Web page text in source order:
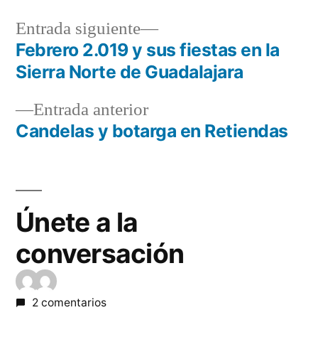
Navegación
entradas
Entrada anteriorEntrada
anterior:
Candelas y botarga en Retiendas
Entrada siguiente
Entrada
siguiente:
Febrero 2.019 y sus fiestas en la
Sierra Norte de Guadalajara
Únete a la
conversación
2 comentarios